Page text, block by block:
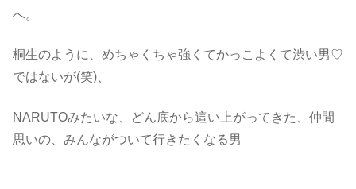
へ。
桐生のように、めちゃくちゃ強くてかっこよくて渋い男♡
ではないが(笑)、
NARUTOみたいな、どん底から這い上がってきた、仲間
思いの、みんながついて行きたくなる男